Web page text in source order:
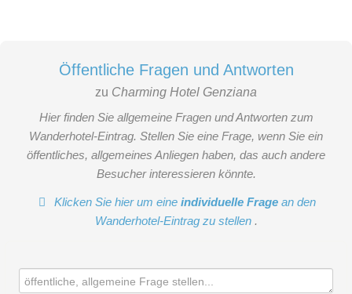
Öffentliche Fragen und Antworten
zu Charming Hotel Genziana
Hier finden Sie allgemeine Fragen und Antworten zum
Wanderhotel-Eintrag. Stellen Sie eine Frage, wenn Sie ein
öffentliches, allgemeines Anliegen haben, das auch andere
Besucher interessieren könnte.
Klicken Sie hier um eineindividuelle Frage an den
Wanderhotel-Eintrag zu stellen .